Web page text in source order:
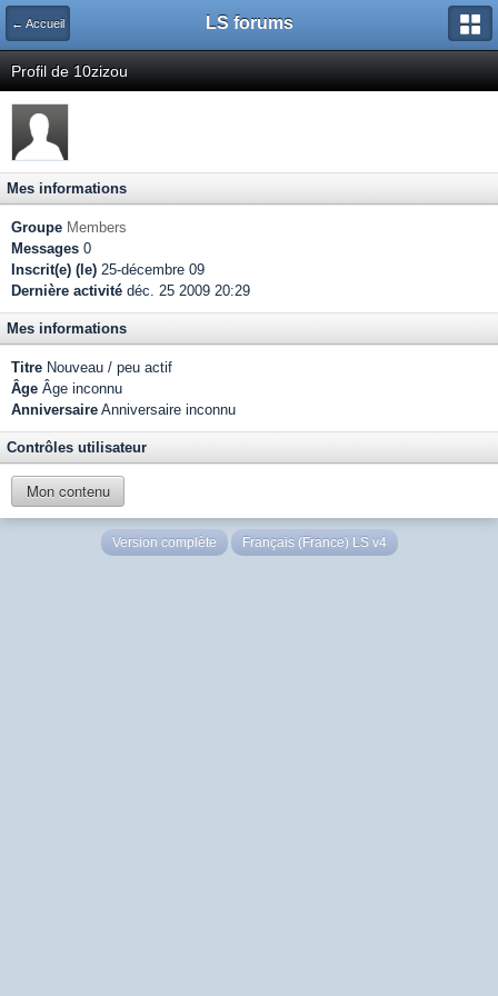
← Accueil LS forums
Profil de 10zizou
Mes informations
Groupe Members
Messages 0
Inscrit(e) (le) 25-décembre 09
Dernière activité déc. 25 2009 20:29
Mes informations
Titre Nouveau / peu actif
Âge Âge inconnu
Anniversaire Anniversaire inconnu
Contrôles utilisateur
Mon contenu
Version complète Français (France) LS v4